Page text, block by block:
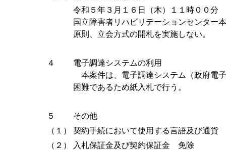
令和５年３月１６日（木）１１時００分
国立障害者リハビリテーションセンター
原則、立会方式の開札を実施しない。
４
電子調達システムの利用
本案件は、電子調達システム（政府電
困難であるため紙入札で行う。
５
その他
（１）
契約手続において使用する言語及び通貨
（２）
入札保証金及び契約保証金 免除